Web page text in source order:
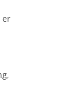
er